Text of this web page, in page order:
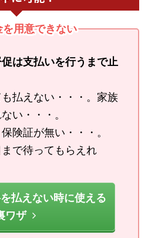
用意できない
は支払いを行うまで止
払えない・・・。家族
い・・・。
険証が無い・・・。
で待ってもらえれ
払えない時に使える
ワザ